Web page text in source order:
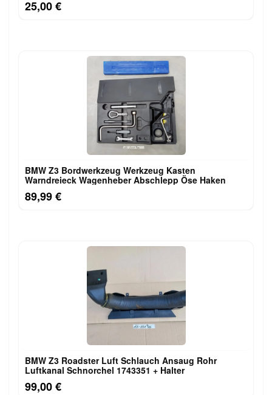
25,00 €
BMW Z3 Bordwerkzeug Werkzeug Kasten
Warndreieck Wagenheber Abschlepp Öse Haken
89,99 €
BMW Z3 Roadster Luft Schlauch Ansaug Rohr
Luftkanal Schnorchel 1743351 + Halter
99,00 €